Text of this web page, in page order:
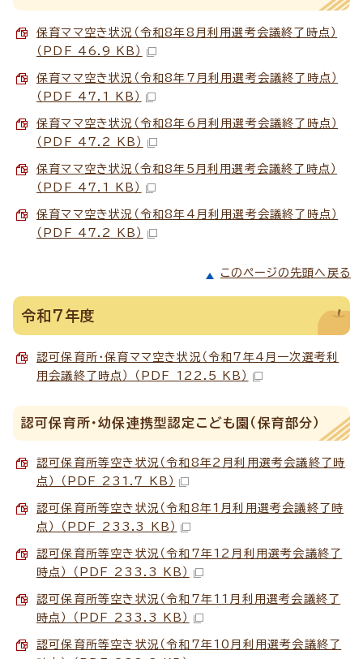
保育ママ空き状況（令和8年8月利用選考会議終了時点）
（PDF 46.9 KB）
保育ママ空き状況（令和8年7月利用選考会議終了時点）
（PDF 47.1 KB）
保育ママ空き状況（令和8年6月利用選考会議終了時点）
（PDF 47.2 KB）
保育ママ空き状況（令和8年5月利用選考会議終了時点）
（PDF 47.1 KB）
保育ママ空き状況（令和8年4月利用選考会議終了時点）
（PDF 47.2 KB）
このページの先頭へ戻る
令和7年度
認可保育所・保育ママ空き状況（令和7年4月一次選考利
用会議終了時点） （PDF 122.5 KB）
認可保育所・幼保連携型認定こども園（保育部分）
認可保育所等空き状況（令和8年2月利用選考会議終了時
点） （PDF 231.7 KB）
認可保育所等空き状況（令和8年1月利用選考会議終了時
点） （PDF 233.3 KB）
認可保育所等空き状況（令和7年12月利用選考会議終了
時点） （PDF 233.3 KB）
認可保育所等空き状況（令和7年11月利用選考会議終了
時点） （PDF 233.3 KB）
認可保育所等空き状況（令和7年10月利用選考会議終了